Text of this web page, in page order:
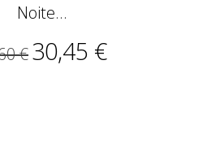
Noite...
€30,45 €